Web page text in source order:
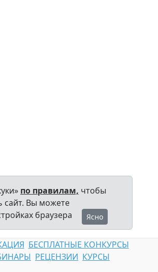
по правилам, чтобы
сайт. Вы можете
браузера
Ясно
БЕСПЛАТНЫЕ КОНКУРСЫ
РЕЦЕНЗИИ КУРСЫ